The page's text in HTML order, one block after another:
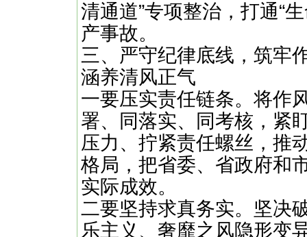
清通道”专项整治，打通“
产事故。
三、严守纪律底线，筑牢
涵养清风正气
一要压实责任链条。将作
署、同落实、同考核，紧
压力、拧紧责任螺丝，推
格局，把省委、省政府和
实际成效。
二要坚持求真务实。坚决
乐主义、奢靡之风隐形变